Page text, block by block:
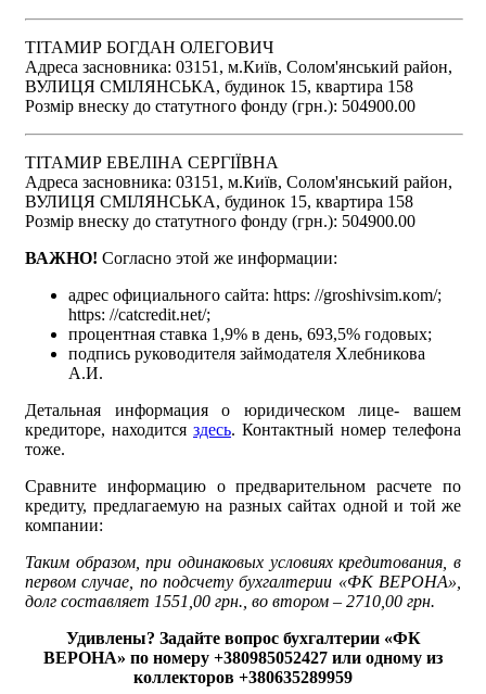
ТІТАМИР БОГДАН ОЛЕГОВИЧ
Адреса засновника: 03151, м.Київ, Солом'янський район,
ВУЛИЦЯ СМІЛЯНСЬКА, будинок 15, квартира 158
Розмір внеску до статутного фонду (грн.): 504900.00
ТІТАМИР ЕВЕЛІНА СЕРГІЇВНА
Адреса засновника: 03151, м.Київ, Солом'янський район,
ВУЛИЦЯ СМІЛЯНСЬКА, будинок 15, квартира 158
Розмір внеску до статутного фонду (грн.): 504900.00
ВАЖНО! Согласно этой же информации:
адрес официального сайта: https: //groshivsim.кom/;
https: //catcredit.нet/;
процентная ставка 1,9% в день, 693,5% годовых;
подпись руководителя займодателя Хлебникова
А.И.
Детальная информация о юридическом лице- вашем
кредиторе, находится здесь. Контактный номер телефона
тоже.
Сравните информацию о предварительном расчете по
кредиту, предлагаемую на разных сайтах одной и той же
компании:
Таким образом, при одинаковых условиях кредитования, в
первом случае, по подсчету бухгалтерии «ФК ВЕРОНА»,
долг составляет 1551,00 грн., во втором – 2710,00 грн.
Удивлены? Задайте вопрос бухгалтерии «ФК
ВЕРОНА» по номеру +380985052427 или одному из
коллекторов +380635289959